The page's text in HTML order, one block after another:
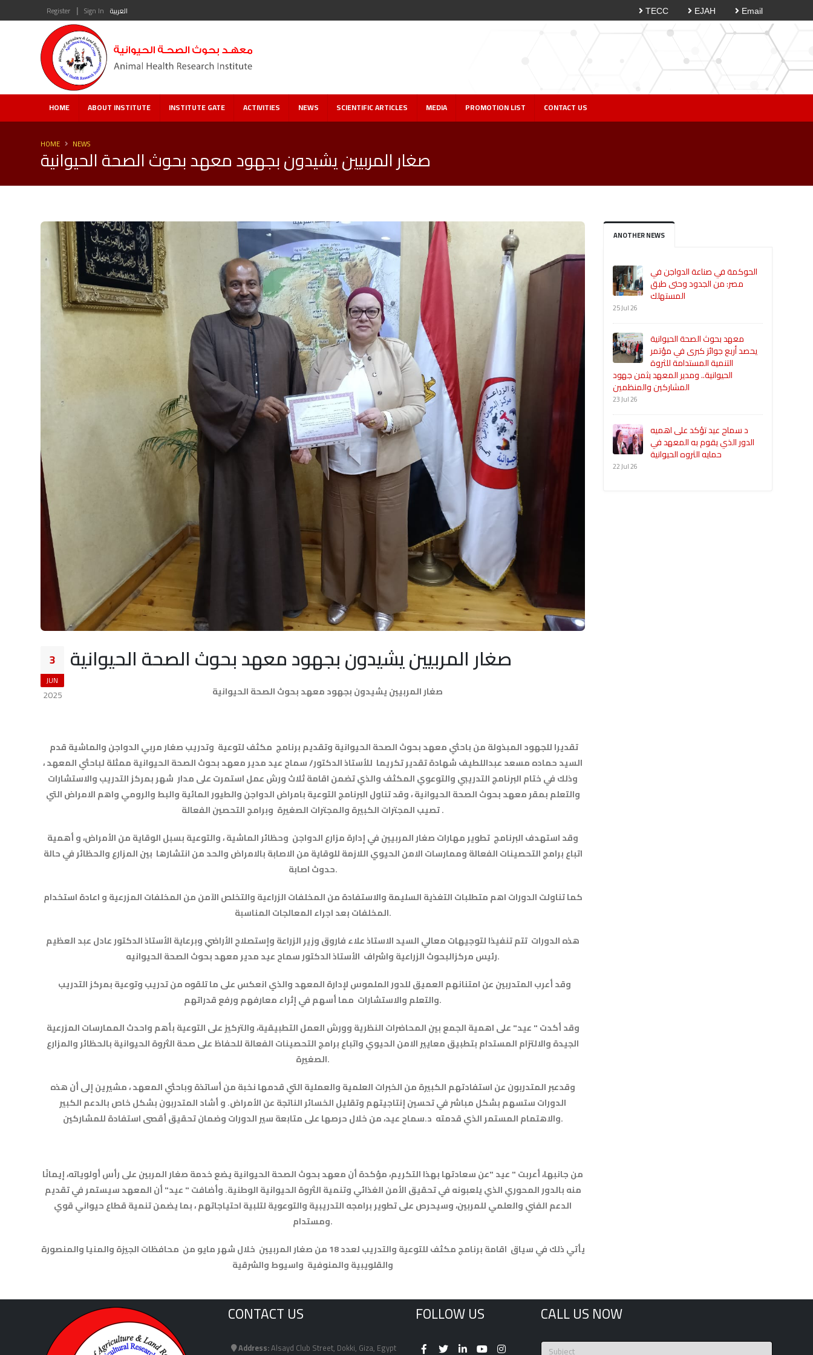
Register | Sign In العربية TECC EJAH Email
HOME ABOUT INSTITUTE INSTITUTE GATE ACTIVITIES NEWS SCIENTIFIC ARTICLES MEDIA PROMOTION LIST CONTACT US
صغار المربيين يشيدون بجهود معهد بحوث الصحة الحيوانية
HOME NEWS
ANOTHER NEWS
الحوكمة في صناعة الدواجن في
مصر: من الجدود وحتى طبق
المستهلك
25 Jul 26
معهد بحوث الصحة الحيوانية
يحصد أربع جوائز كبرى في مؤتمر
التنمية المستدامة للثروة
الحيوانية.. ومدير المعهد يثمن جهود
المشاركين والمنظمين
23 Jul 26
د سماح عيد تؤكد على اهميه
الدور الذي يقوم به المعهد في
حمايه الثروه الحيوانية
22 Jul 26
3
JUN
2025
صغار المربيين يشيدون بجهود معهد بحوث الصحة الحيوانية
صغار المربيين يشيدون بجهود معهد بحوث الصحة الحيوانية
السيد حماده مسعد عبداللطيف شهادة تقدير تكريما للأستاذ الدكتور/ سماح عيد مدير معهد بحوث الصحة الحيوانية ممثلة لباحثي المعهد ،
وذلك في ختام البرنامج التدريبي والتوعوي المكثف والذي تضمن اقامة ثلاث ورش عمل استمرت على مدار شهر بمركز التدريب والاستشارات
والتعلم بمقر معهد بحوث الصحة الحيوانية ، وقد تناول البرنامج التوعية بامراض الدواجن والطيور المائية والبط والرومي واهم الامراض التي
تصيب المجترات الكبيرة والمجترات الصغيرة وبرامج التحصين الفعالة .
وقد استهدف البرنامج تطوير مهارات صغار المربيين في إدارة مزارع الدواجن وحظائر الماشية ، والتوعية بسبل الوقاية من الأمراض، و أهمية
اتباع برامج التحصينات الفعالة وممارسات الامن الحيوي اللازمة للوقاية من الاصابة بالامراض والحد من انتشارها بين المزارع والحظائر في حالة
حدوث اصابة.
كما تناولت الدورات اهم متطلبات التغذية السليمة والاستفادة من المخلفات الزراعية والتخلص الآمن من المخلفات المزرعية و اعادة استخدام
المخلفات بعد اجراء المعالجات المناسبة.
هذه الدورات تتم تنفيذا لتوجيهات معالي السيد الاستاذ علاء فاروق وزير الزراعة وإستصلاح الأراضي وبرعاية الأستاذ الدكتور عادل عبد العظيم
رئيس مركزالبحوث الزراعية واشراف الأستاذ الدكتور سماح عيد مدير معهد بحوث الصحة الحيوانيه.
والتعلم والاستشارات مما أسهم في إثراء معارفهم ورفع قدراتهم.
وقد أكدت " عيد" على اهمية الجمع بين المحاضرات النظرية وورش العمل التطبيقية، والتركيز على التوعية بأهم واحدث الممارسات المزرعية
الجيدة والالتزام المستدام بتطبيق معايير الامن الحيوي واتباع برامج التحصينات الفعالة للحفاظ على صحة الثروة الحيوانية بالحظائر والمزارع
الصغيرة.
وقدعبر المتدربون عن استفادتهم الكبيرة من الخبرات العلمية والعملية التي قدمها نخبة من أساتذة وباحثي المعهد ، مشيرين إلى أن هذه
الدورات ستسهم بشكل مباشر في تحسين إنتاجيتهم وتقليل الخسائر الناتجة عن الأمراض. و أشاد المتدربون بشكل خاص بالدعم الكبير
والاهتمام المستمر الذي قدمته د.سماح عيد، من خلال حرصها على متابعة سير الدورات وضمان تحقيق أقصى استفادة للمشاركين.
من جانبها، أعربت " عيد "عن سعادتها بهذا التكريم، مؤكدة أن معهد بحوث الصحة الحيوانية يضع خدمة صغار المربين على رأس أولوياته، إيمانًا
منه بالدور المحوري الذي يلعبونه في تحقيق الأمن الغذائي وتنمية الثروة الحيوانية الوطنية. وأضافت " عيد" أن المعهد سيستمر في تقديم
الدعم الفني والعلمي للمربين، وسيحرص على تطوير برامجه التدريبية والتوعوية لتلبية احتياجاتهم ، بما يضمن تنمية قطاع حيواني قوي
ومستدام.
يأتي ذلك في سياق اقامة برنامج مكثف للتوعية والتدريب لعدد 18 من صغار المربيين خلال شهر مايو من محافظات الجيزة والمنيا والمنصورة
والقلويبية والمنوفية واسيوط والشرقية
CONTACT US
Address:Alsayd Club Street, Dokki, Giza, Egypt
FOLLOW US CALL US NOW